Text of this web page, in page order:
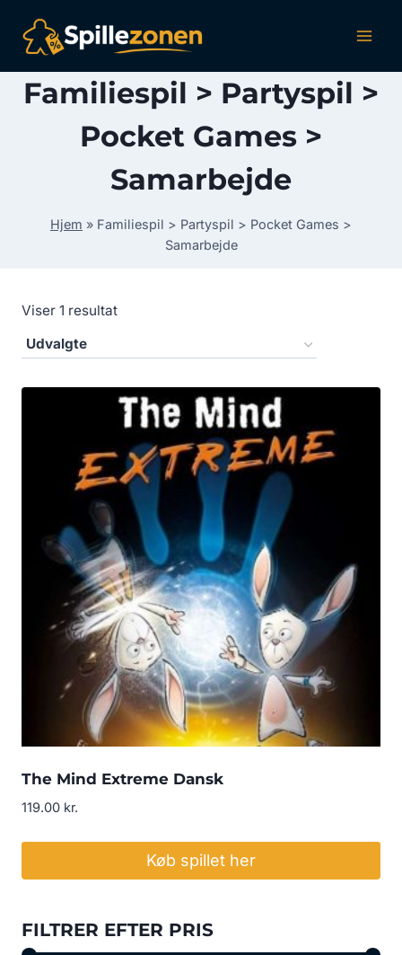
indhold
Familiespil > Partyspil >
Pocket Games >
Samarbejde
Hjem » Familiespil > Partyspil > Pocket Games >
Samarbejde
Viser 1 resultat
The Mind Extreme Dansk
119.00 kr.
Køb spillet her
FILTRER EFTER PRIS